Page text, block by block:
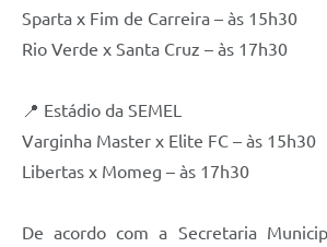
Sparta x Fim de Carreira – às 15h30
Rio Verde x Santa Cruz – às 17h30
📍 Estádio da SEMEL
Varginha Master x Elite FC – às 15h30
Libertas x Momeg – às 17h30
De acordo com a Secretaria